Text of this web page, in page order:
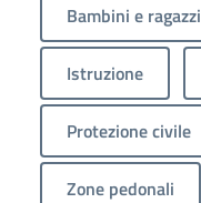
Bambini e ragazzi
Istruzione
Protezione civile
Zone pedonali